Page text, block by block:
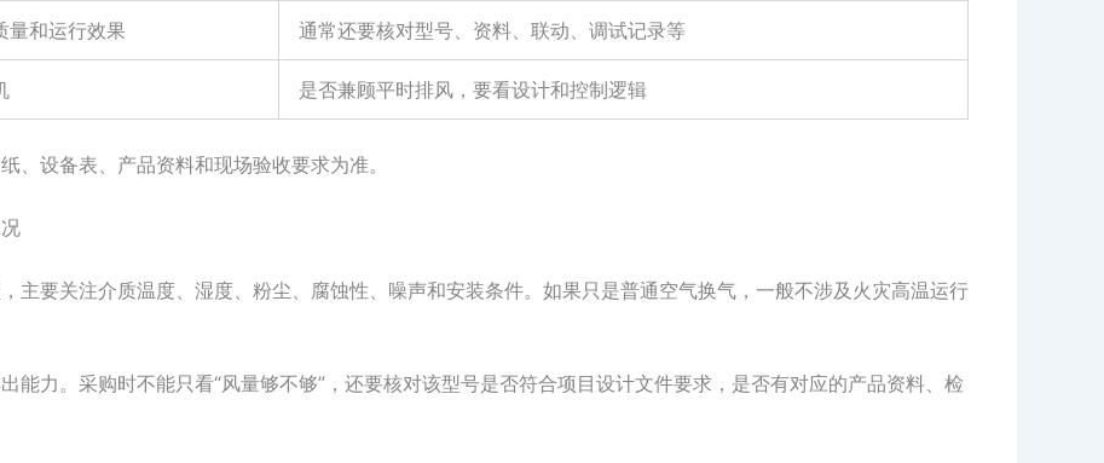
量和运行效果 通常还要核对型号、资料、联动、调试记录等
是否兼顾平时排风，要看设计和控制逻辑
、设备表、产品资料和现场验收要求为准。
主要关注介质温度、湿度、粉尘、腐蚀性、噪声和安装条件。如果只是普通空气换气，一般不涉及火灾高温运行
能力。采购时不能只看“风量够不够”，还要核对该型号是否符合项目设计文件要求，是否有对应的产品资料、检